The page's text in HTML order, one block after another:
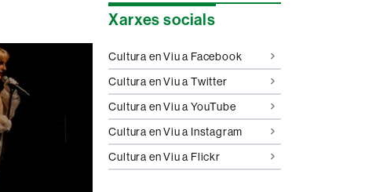
Informació
Xarxes socials
Cultura en Viu a Facebook
Cultura en Viu a Twitter
Cultura en Viu a YouTube
Cultura en Viu a Instagram
Cultura en Viu a Flickr